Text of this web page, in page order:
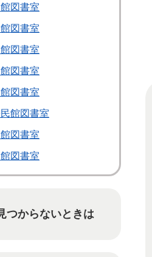
図書室
図書室
図書室
図書室
図書室
館図書室
図書室
図書室
つからないときは